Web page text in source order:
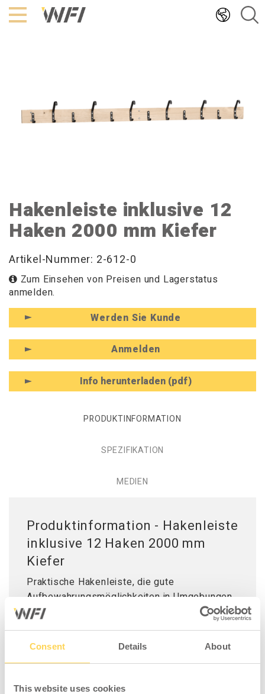
Consent Details About
This website uses cookies
Hoppa
till
Hakenleiste inklusive 12
Haken 2000 mm Kiefer
Artikel-Nummer: 2-612-0
Zum Einsehen von Preisen und Lagerstatus
anmelden.
Werden Sie Kunde
Anmelden
Info herunterladen (pdf)
PRODUKTINFORMATION
SPEZIFIKATION
MEDIEN
Produktinformation - Hakenleiste
inklusive 12 Haken 2000 mm
Kiefer
Praktische Hakenleiste, die gute
Aufbewahrungsmöglichkeiten in Umgebungen
wie Umkleidekabinen und Garderoben schafft.
Die Hakenleiste verfügt über zwölf Haken,
besteht aus klar lackiertem Kiefernholz und